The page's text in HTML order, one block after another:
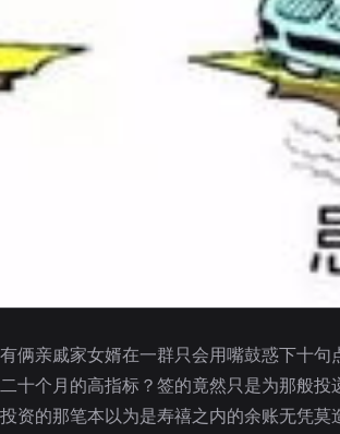
俩亲戚家女婿在一群只会用嘴鼓惑下十
十个月的高指标？签的竟然只是为那般
资的那笔本以为是寿禧之内的余账无凭